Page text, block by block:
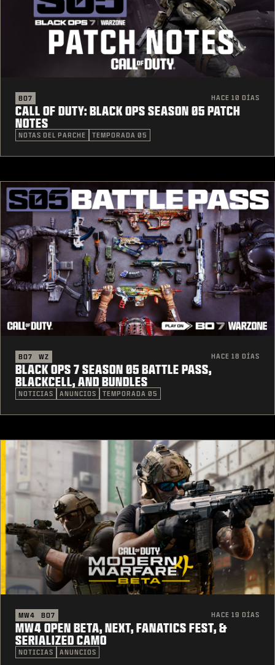
BO7 HACE 10 DÍAS
CALL OF DUTY: BLACK OPS SEASON 05 PATCH
NOTES
NOTAS DEL PARCHE TEMPORADA 05
BO7 WZ HACE 18 DÍAS
BLACK OPS 7 SEASON 05 BATTLE PASS,
BLACKCELL, AND BUNDLES
NOTICIAS ANUNCIOS TEMPORADA 05
MW4 BO7 HACE 19 DÍAS
MW4 OPEN BETA, NEXT, FANATICS FEST, &
SERIALIZED CAMO
NOTICIAS ANUNCIOS